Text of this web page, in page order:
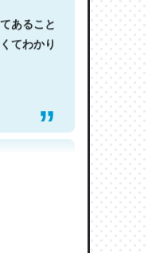
あること
てわかり